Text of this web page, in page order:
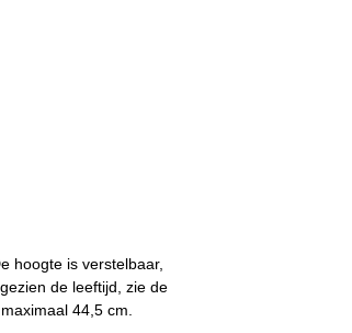
hoogte is verstelbaar,
de leeftijd, zie de
44,5 cm.